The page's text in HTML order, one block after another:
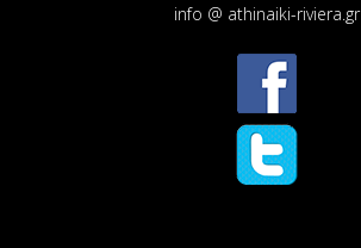
info @ athinaiki-riviera.gr